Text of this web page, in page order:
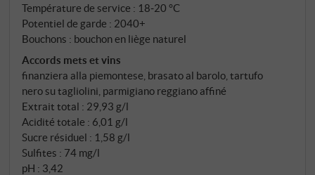
de 14 jours à 28°C. Ce qui suit prend du temps :
Potentiel de garde 20 à 25 ans. 2021 a été une année
de grande élégance dans les Langhe – maturité
régulière, nuits fraîches, structure phénolique
précise. Wine Spectator a placé le 2021 dans son top
100. Le vin explique pourquoi.
Température de service : 18‑20 °C
Potentiel de garde : 2040+
Bouchons : bouchon en liège naturel
Accords mets et vins
finanziera alla piemontese, brasato al barolo, tartufo
nero su tagliolini, parmigiano reggiano affiné
Extrait total : 29,93 g/l
Acidité totale : 6,01 g/l
Sucre résiduel : 1,58 g/l
Sulfites : 74 mg/l
pH : 3,42